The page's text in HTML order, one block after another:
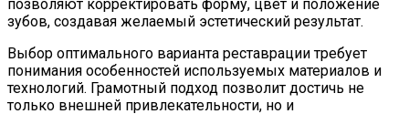
позволяют корректировать форму, цвет и положение
зубов, создавая желаемый эстетический результат.
Выбор оптимального варианта реставрации требует
понимания особенностей используемых материалов и
технологий. Грамотный подход позволит достичь не
только внешней привлекательности, но и